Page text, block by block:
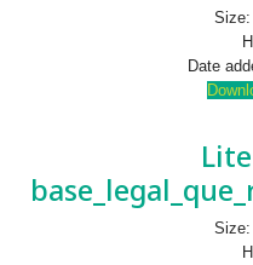
Size:
Date
Size: